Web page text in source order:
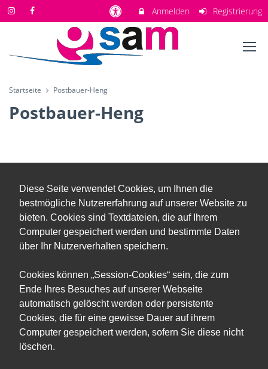
Diese Seite verwendet Cookies, um Ihnen die
bestmögliche Nutzererfahrung auf unserer Website zu
bieten. Cookies sind Textdateien, die auf Ihrem
Computer gespeichert werden und bestimmte Daten
über Ihr Nutzerverhalten speichern.
Cookies können „Session-Cookies“ sein, die zum
Ende Ihres Besuches auf unserer Webseite
automatisch gelöscht werden oder persistente
Cookies, die für eine gewisse Dauer auf ihrem
Computer gespeichert werden, sofern Sie diese nicht
löschen.
Anmelden Registrierung
Startseite Postbauer-Heng
Postbauer-Heng